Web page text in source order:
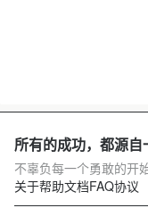
所有的成功，都源
不辜负每一个勇敢的开
关于帮助文档FAQ协议